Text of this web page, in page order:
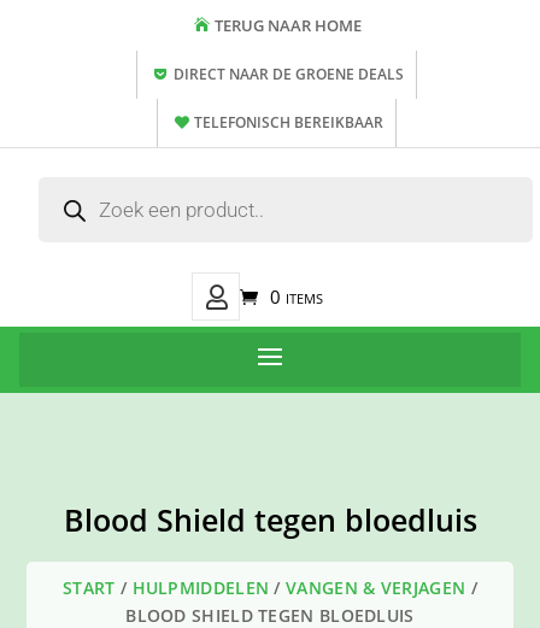
TERUG NAAR HOME
DIRECT NAAR DE GROENE DEALS
TELEFONISCH BEREIKBAAR
zoeken
Mijn
Account
0 items
Blood Shield tegen bloedluis
START / HULPMIDDELEN /VANGEN & VERJAGEN /
BLOOD SHIELD TEGEN BLOEDLUIS